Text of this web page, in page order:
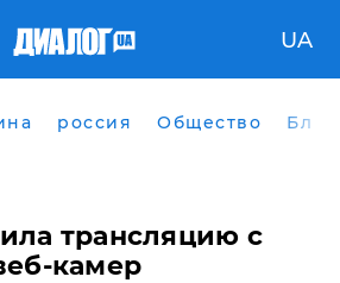
UA
россия Общество
трансляцию с
камер